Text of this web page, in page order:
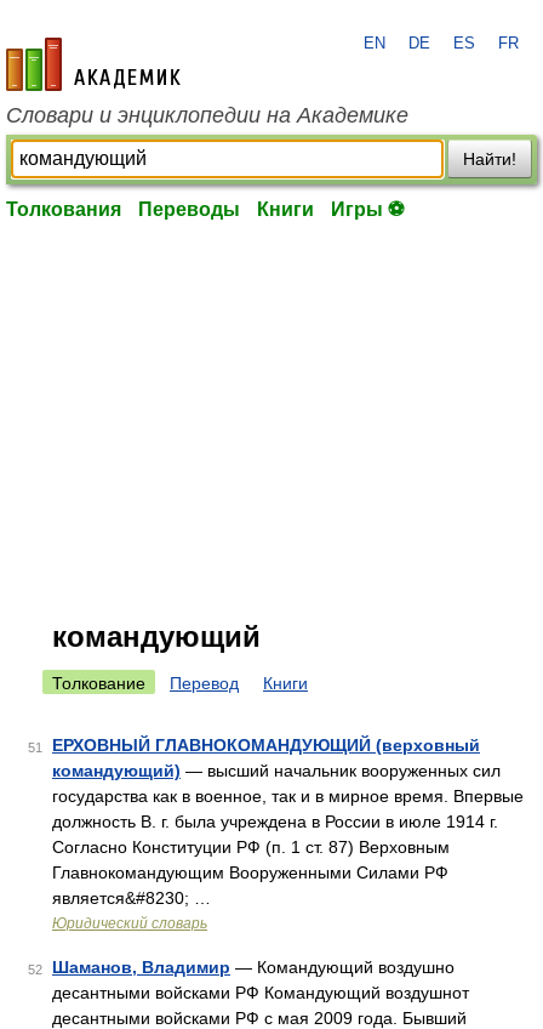
academic.ru
EN DE ES FR
Словари и энциклопедии на Академике
Найти!
Толкования Переводы Книги Игры ⚽
командующий
Толкование Перевод Книги
51
ЕРХОВНЫЙ ГЛАВНОКОМАНДУЮЩИЙ (верховный
командующий) — высший начальник вооруженных сил
государства как в военное, так и в мирное время. Впервые
должность В. г. была учреждена в России в июле 1914 г.
Согласно Конституции РФ (п. 1 ст. 87) Верховным
Главнокомандующим Вооруженными Силами РФ
является&#8230; …
Юридический словарь
52 Шаманов, Владимир — Командующий воздушно
десантными войсками РФ Командующий воздушнот
десантными войсками РФ с мая 2009 года. Бывший